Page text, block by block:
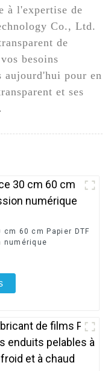
à l'expertise de
Co., Ltd.
de
besoins
aujourd'hui pour en
et ses
60 cm Papier DTF
numérique